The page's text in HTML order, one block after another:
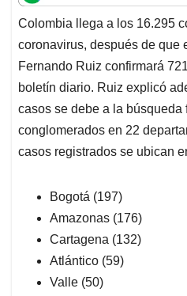
t
s
A
p
p
e
b
o
o
k
k
e
d
I
n
i
l
e
a
d
s
Colombia llega a los 16.295
coronavirus, después de que
Fernando Ruiz confirmará
boletín diario. Ruiz explicó
casos se debe a la búsqueda
conglomerados en 22
casos registrados se ubican
Bogotá (197)
Amazonas (176)
Cartagena (132)
Atlántico (59)
Valle (50)